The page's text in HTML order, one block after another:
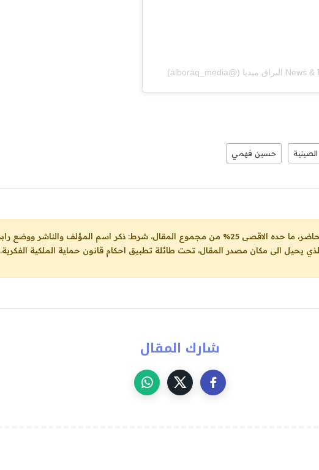
حسين فهمي
شرط: ذكر اسم المؤلف والناشر ووضع رابط
الذي يحيل الى مكان مصدر المقال، تحت طائلة تطبيق احكام قانون حماية الملكية الفكرية.
شارك المقال